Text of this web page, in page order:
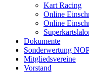
Kart Racing
Online
Online
Dokumente
Sonderwertung
Mitgliedsvereine
Vorstand